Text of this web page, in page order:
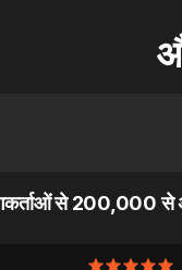
से 200,000 से